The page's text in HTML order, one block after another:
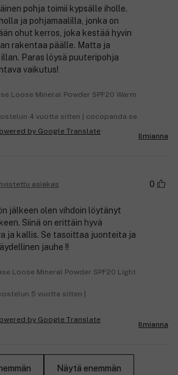
pohja toimii kypsälle iholle.
ja pohjamaalilla, jonka on
ohut kerros, joka kestää hyvin
rakentaa päälle. Matta ja
Paras löysä puuteripohja
vaikutus!
Loose Mineral Powder SPF20 Warm
4 vuotta sitten | cocopanda.se
Ilmianna
asiakas 0
jälkeen olen vihdoin löytänyt
Siinä on erittäin hyvä
ja kallis. Se tasoittaa juonteita ja
jauhe !!
Loose Mineral Powder SPF20 Light
5 vuotta sitten |
Ilmianna
Näytä enemmän